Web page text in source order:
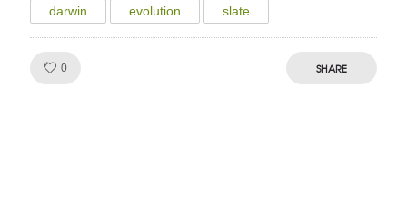
darwin evolution slate
0 SHARE